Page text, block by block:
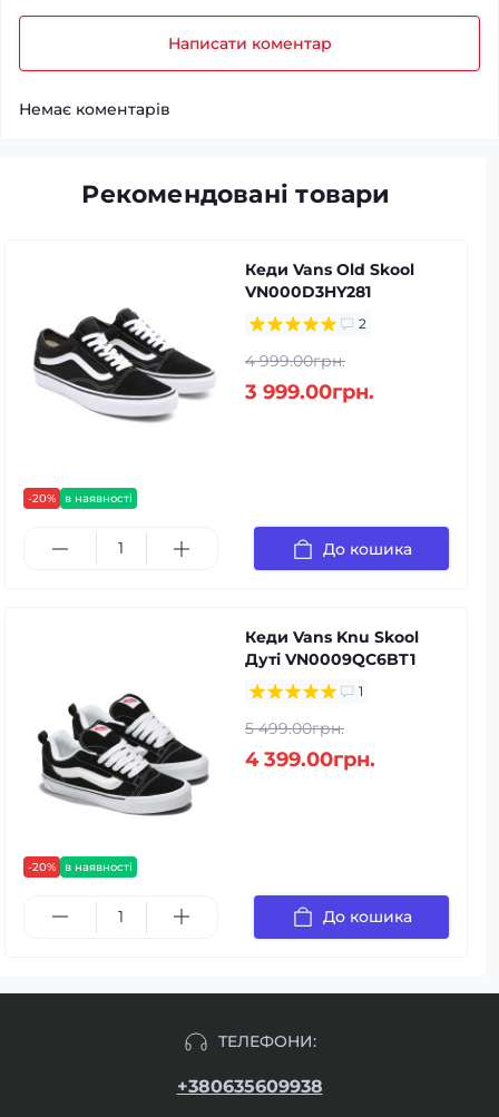
Написати коментар
Немає коментарів
Рекомендовані товари
-20% в наявності
Кеди Vans Old Skool
VN000D3HY281
2
4 999.00грн.
3 999.00грн.
До кошика
-20% в наявності
Кеди Vans Knu Skool
Дуті VN0009QC6BT1
1
5 499.00грн.
4 399.00грн.
До кошика
ТЕЛЕФОНИ:
+380635609938